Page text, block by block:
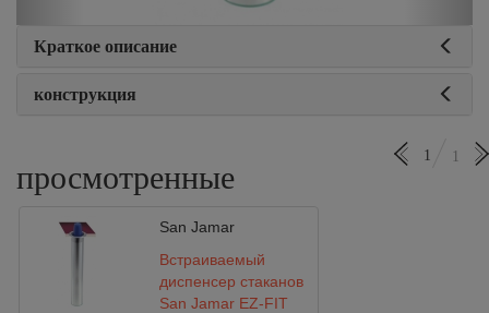
Краткое описание
конструкция
просмотренные
1 1
San Jamar
Встраиваемый
диспенсер стаканов
San Jamar EZ-FIT